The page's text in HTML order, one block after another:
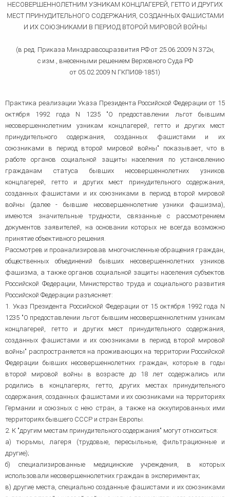
НЕСОВЕРШЕННОЛЕТНИМ УЗНИКАМ КОНЦЛАГЕРЕЙ, ГЕТТО И ДРУГИХ
МЕСТ ПРИНУДИТЕЛЬНОГО СОДЕРЖАНИЯ, СОЗДАННЫХ ФАШИСТАМИ
И ИХ СОЮЗНИКАМИ В ПЕРИОД ВТОРОЙ МИРОВОЙ ВОЙНЫ
(в ред. Приказа Минздравсоцразвития РФ от 25.06.2009 N 372н,
с изм., внесенными решением Верховного Суда РФ
от 05.02.2009 N ГКПИ08-1851)
Практика реализации Указа Президента Российской Федерации от 15
октября 1992 года N 1235 "О предоставлении льгот бывшим
несовершеннолетним узникам концлагерей, гетто и других мест
принудительного содержания, созданных фашистами и их
союзниками в период второй мировой войны" показывает, что в
работе органов социальной защиты населения по установлению
гражданам статуса бывших несовершеннолетних узников
концлагерей, гетто и других мест принудительного содержания,
созданных фашистами и их союзниками в период второй мировой
войны (далее - бывшие несовершеннолетние узники фашизма),
имеются значительные трудности, связанные с рассмотрением
документов заявителей, на основании которых не всегда возможно
принятие объективного решения.
Рассмотрев и проанализировав многочисленные обращения граждан,
общественных объединений бывших несовершеннолетних узников
фашизма, а также органов социальной защиты населения субъектов
Российской Федерации, Министерство труда и социального развития
Российской Федерации разъясняет:
1. Указ Президента Российской Федерации от 15 октября 1992 года N
1235 "О предоставлении льгот бывшим несовершеннолетним узникам
концлагерей, гетто и других мест принудительного содержания,
созданных фашистами и их союзниками в период второй мировой
войны" распространяется на проживающих на территории Российской
Федерации бывших несовершеннолетних граждан, которые в годы
второй мировой войны в возрасте до 18 лет содержались или
родились в концлагерях, гетто, других местах принудительного
содержания, созданных фашистами и их союзниками на территориях
Германии и союзных с нею стран, а также на оккупированных ими
территориях бывшего СССР и стран Европы.
2. К "другим местам принудительного содержания" могут относиться:
а) тюрьмы, лагеря (трудовые, пересыльные, фильтрационные и
другие);
б) специализированные медицинские учреждения, в которых
использовали несовершеннолетних граждан в экспериментах;
в) другие места, специально созданные фашистами и их союзниками